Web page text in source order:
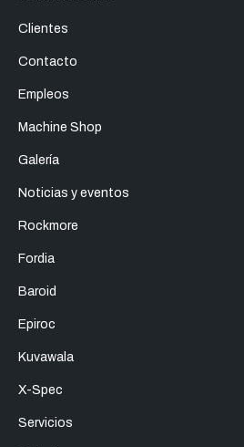
Clientes
Contacto
Empleos
Machine Shop
Galería
Noticias y eventos
Rockmore
Fordia
Baroid
Epiroc
Kuvawala
X-Spec
Servicios